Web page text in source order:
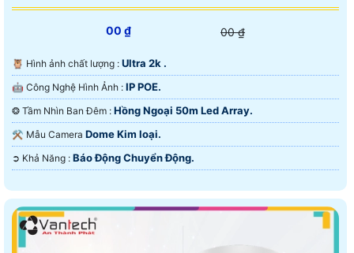
00 ₫ 00 ₫
🦉 Hình ảnh chất lượng : Ultra 2k .
🤖️ Công Nghệ Hình Ảnh : IP POE.
❂ Tầm Nhìn Ban Đêm : Hồng Ngoại 50m Led Array.
⚒ Mẫu Camera Dome Kim loại.
️➲ Khả Năng : Báo Động Chuyển Động.